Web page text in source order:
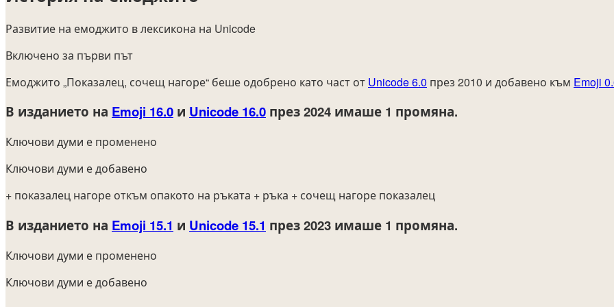
Развитие на емоджито в лексикона на Unicode
Включено за първи път
Емоджито „Показалец, сочещ нагоре“ беше одобрено като част от Unicode 6.0 през 2010 и добавено към Emoji
В изданието на Emoji 16.0 и Unicode 16.0 през 2024 имаше 1 промяна.
Ключови думи е променено
Ключови думи е добавено
+ показалец нагоре откъм опакото на ръката + ръка + сочещ нагоре показалец
В изданието на Emoji 15.1 и Unicode 15.1 през 2023 имаше 1 промяна.
Ключови думи е променено
Ключови думи е добавено